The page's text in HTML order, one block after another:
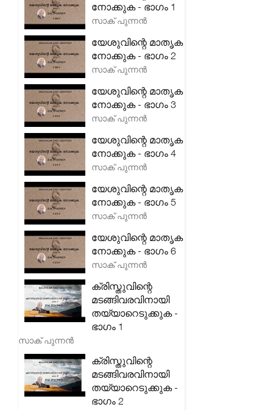
നോക്കുക - ഭാഗം 1
സാക് പുന്നൻ
യേശുവിന്റെ മാതൃക
നോക്കുക - ഭാഗം 2
സാക് പുന്നൻ
യേശുവിന്റെ മാതൃക
നോക്കുക - ഭാഗം 3
സാക് പുന്നൻ
യേശുവിന്റെ മാതൃക
നോക്കുക - ഭാഗം 4
സാക് പുന്നൻ
യേശുവിന്റെ മാതൃക
നോക്കുക - ഭാഗം 5
സാക് പുന്നൻ
യേശുവിന്റെ മാതൃക
നോക്കുക - ഭാഗം 6
സാക് പുന്നൻ
ക്രിസ്തുവിന്റെ
മടങ്ങിവരവിനായി
തയ്യാറെടുക്കുക -
ഭാഗം 1
സാക് പുന്നൻ
ക്രിസ്തുവിന്റെ
മടങ്ങിവരവിനായി
തയ്യാറെടുക്കുക -
ഭാഗം 2